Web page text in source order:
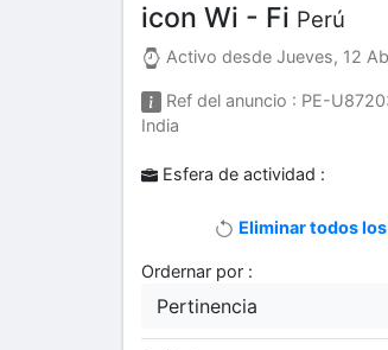
icon Wi - Fi Perú
Activo desdeJueves, 12
Ref del anuncio : PE-
India
Esfera de actividad :
Eliminar todos
Ordernar por :
Pertinencia